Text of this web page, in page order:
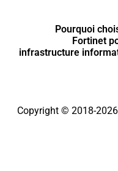
Pourquoi
Fortinet
infrastructure
Copyright © 2018-